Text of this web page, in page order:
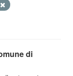
di